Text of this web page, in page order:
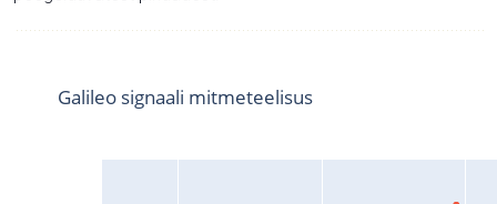
Galileo signaali mitmeteelisus